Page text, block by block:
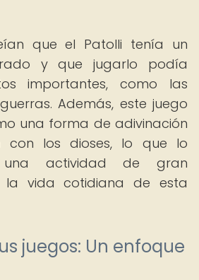
que el Patolli tenía un
y que jugarlo podía
importantes, como las
Además, este juego
una forma de adivinación
con los dioses, lo que lo
actividad de gran
la vida cotidiana de esta
juegos: Un enfoque